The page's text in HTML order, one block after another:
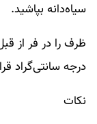
سیاه‌دانه بپاشید.
درجه سانتی‌گراد
نکات